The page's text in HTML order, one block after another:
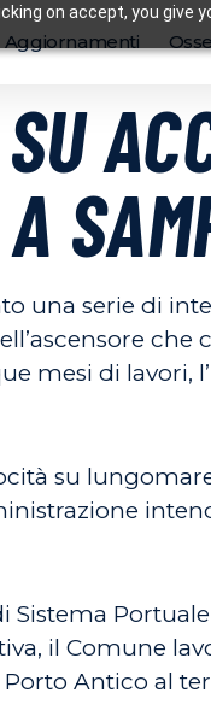
on accept, you give
Aggiornamenti
una serie di
che
mesi di
su
il Comune
Antico al